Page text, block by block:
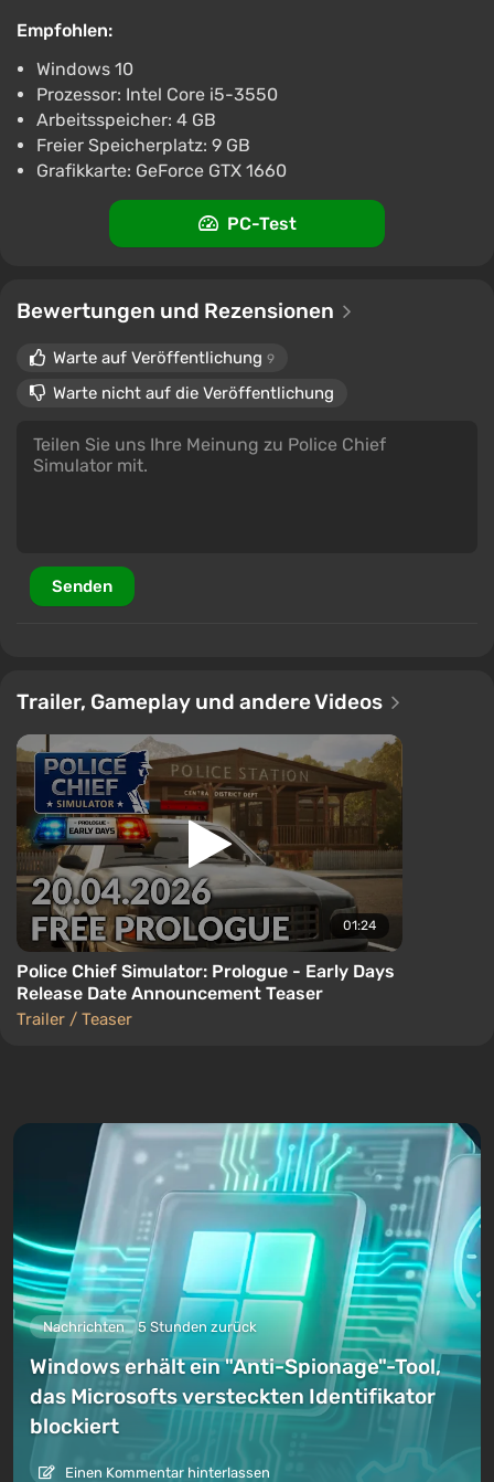
Empfohlen:
Windows 10
Prozessor: Intel Core i5-3550
Arbeitsspeicher: 4 GB
Freier Speicherplatz: 9 GB
Grafikkarte: GeForce GTX 1660
PC-Test
Bewertungen und Rezensionen
Warte auf Veröffentlichung 9
Warte nicht auf die Veröffentlichung
Senden
Trailer, Gameplay und andere Videos
01:24
Police Chief Simulator: Prologue - Early Days
Release Date Announcement Teaser
Trailer / Teaser
Nachrichten 5 Stunden zurück
Windows erhält ein "Anti-Spionage"-Tool,
das Microsofts versteckten Identifikator
blockiert
Einen Kommentar hinterlassen